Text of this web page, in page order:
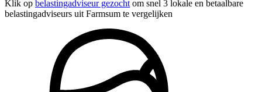
Klik op belastingadviseur gezocht om snel 3 lokale en betaalbare
belastingadviseurs uit Farmsum te vergelijken